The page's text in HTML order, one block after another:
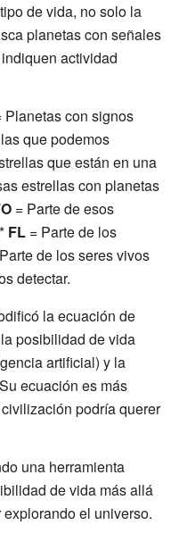
de vida, no solo la
planetas con señales
actividad
Planetas con signos
que podemos
que están en una
estrellas con planetas
= Parte de esos
FL = Parte de los
de los seres vivos
detectar.
la ecuación de
posibilidad de vida
artificial) y la
ecuación es más
podría querer
una herramienta
de vida más allá
el universo.